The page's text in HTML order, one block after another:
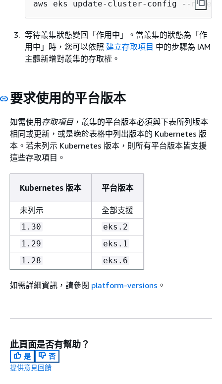
aws eks update-cluster-config --name
等待叢集狀態變回「作用中」。當叢集的狀態為「作
用中」時，您可以依照 建立存取項目 中的步驟為 IAM
主體新增對叢集的存取權。
要求使用的平台版本
如需使用存取項目，叢集的平台版本必須與下表所列版本
相同或更新，或是晚於表格中列出版本的 Kubernetes 版
本。若未列示 Kubernetes 版本，則所有平台版本皆支援
這些存取項目。
Kubernetes 版本 平台版本
未列示 全部支援
1.30
eks.2
1.29
eks.1
1.28
eks.6
如需詳細資訊，請參閱 platform-versions 。
此頁面是否有幫助？
是
否
提供意見回饋